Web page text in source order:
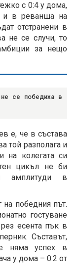
с 0:4 у дома,
и в реванша на
отстранени в
не се случи, то
за нещо
се победиха в
е, че в състава
той разполага и
на колегата си
цикъл не би
амплитуди в
победния път.
гостуване
есента пък в
Съставът,
няма успех в
у дома – 0:2 от